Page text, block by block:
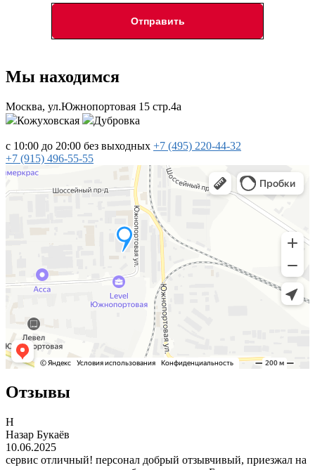
Мы находимся
Москва, ул.Южнопортовая 15 стр.4a
Кожуховская
Дубровка
с 10:00 до 20:00 без выходных +7 (495) 220-44-32
+7 (915) 496-55-55
Отзывы
Н
Назар Букаёв
10.06.2025
сервис отличный! персонал добрый отзывчивый, приезжал на